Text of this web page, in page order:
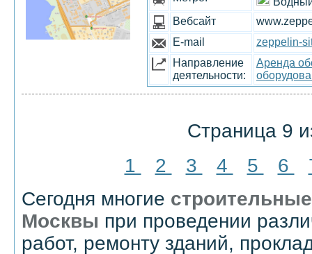
Вебсайт
E-mail
zeppelin-
Направление
деятельности:
Аренда
Страница 9
1
2 3 4 5 6
Сегодня многие
Москвы при проведении
работ, ремонту зданий,